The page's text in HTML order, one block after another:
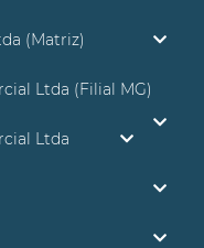
(Matriz)
Ltda (Filial MG)
Ltda